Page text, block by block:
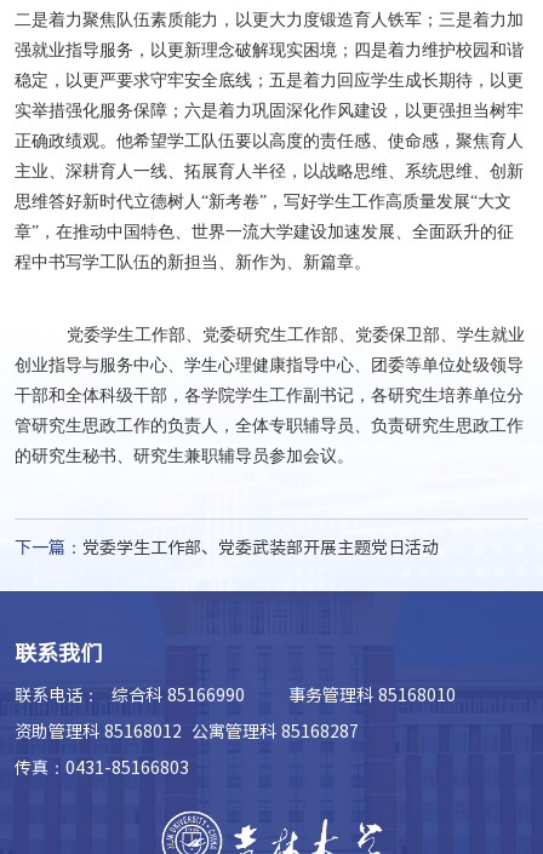
二是着力聚焦队伍素质能力，以更大力度锻造育人铁军；三是着力加
强就业指导服务，以更新理念破解现实困境；四是着力维护校园和谐
稳定，以更严要求守牢安全底线；五是着力回应学生成长期待，以更
实举措强化服务保障；六是着力巩固深化作风建设，以更强担当树牢
正确政绩观。他希望学工队伍要以高度的责任感、使命感，聚焦育人
主业、深耕育人一线、拓展育人半径，以战略思维、系统思维、创新
思维答好新时代立德树人“新考卷”，写好学生工作高质量发展“大文
章”，在推动中国特色、世界一流大学建设加速发展、全面跃升的征
程中书写学工队伍的新担当、新作为、新篇章。
党委学生工作部、党委研究生工作部、党委保卫部、学生就业
创业指导与服务中心、学生心理健康指导中心、团委等单位处级领导
干部和全体科级干部，各学院学生工作副书记，各研究生培养单位分
管研究生思政工作的负责人，全体专职辅导员、负责研究生思政工作
的研究生秘书、研究生兼职辅导员参加会议。
下一篇： 党委学生工作部、党委武装部开展主题党日活动
联系我们
联系电话：
综合科 85166990 事务管理科 85168010
资助管理科 85168012 公寓管理科 85168287
传真：0431-85166803